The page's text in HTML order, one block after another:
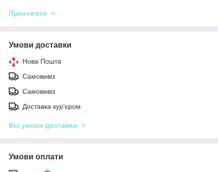
Приховати
Умови доставки
Нова Пошта
Самовивіз
Самовивіз
Доставка кур'єром
Всі умови доставки
Умови оплати